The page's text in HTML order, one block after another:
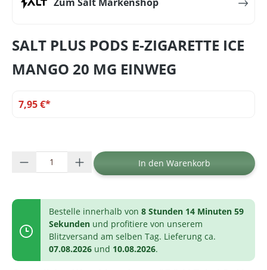
SALT PLUS PODS E-ZIGARETTE ICE
MANGO 20 MG EINWEG
7,95 €*
Produkt Anzahl: Gib den gewünschten
In den Warenkorb
Bestelle innerhalb von 8 Stunden 14 Minuten 59
Sekunden und profitiere von unserem
Blitzversand am selben Tag. Lieferung ca.
07.08.2026 und 10.08.2026.